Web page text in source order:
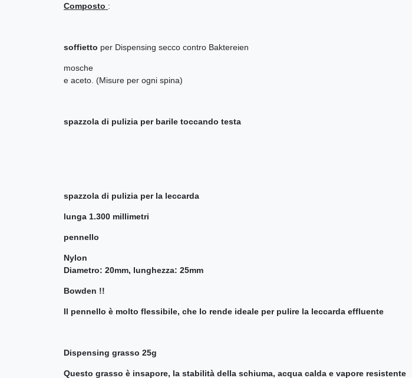
Composto :
soffietto per Dispensing secco contro Baktereien
mosche
e aceto. (Misure per ogni spina)
spazzola di pulizia per barile toccando testa
spazzola di pulizia per la leccarda
lunga 1.300 millimetri
pennello
Nylon
Diametro: 20mm, lunghezza: 25mm
Bowden !!
Il pennello è molto flessibile, che lo rende ideale per pulire la leccarda effluente
Dispensing grasso 25g
Questo grasso è insapore, la stabilità della schiuma, acqua calda e vapore resistente